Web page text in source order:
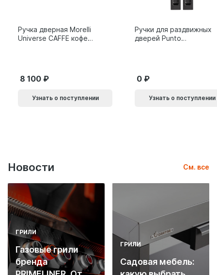
Ручка дверная Morelli
Universe CAFFE кофе
8 100
Узнать о поступлении
Ручки для раздвижных
дверей Punto
0
Узнать о поступлении
Новости См. все
ГРИЛИ
Газовые грили
бренда
ГРИЛИ
Садовая мебель: